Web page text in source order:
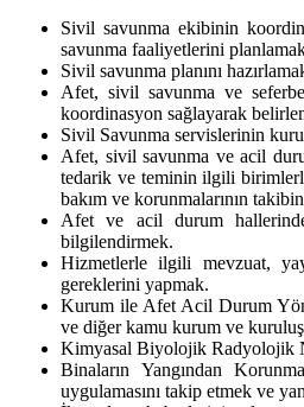
Sivil savunma ekibinin
savunma faaliyetlerini
Sivil savunma planını
Afet, sivil savunma ve
koordinasyon sağlayarak
Sivil Savunma servislerinin
Afet, sivil savunma ve acil
tedarik ve teminin ilgili
bakım ve korunmalarının
Afet ve acil durum
bilgilendirmek.
Hizmetlerle ilgili mevzuat,
gereklerini yapmak.
Kurum ile Afet Acil Durum
ve diğer kamu kurum ve
Kimyasal Biyolojik Radyolojik
Binaların Yangından
uygulamasını takip etmek ve